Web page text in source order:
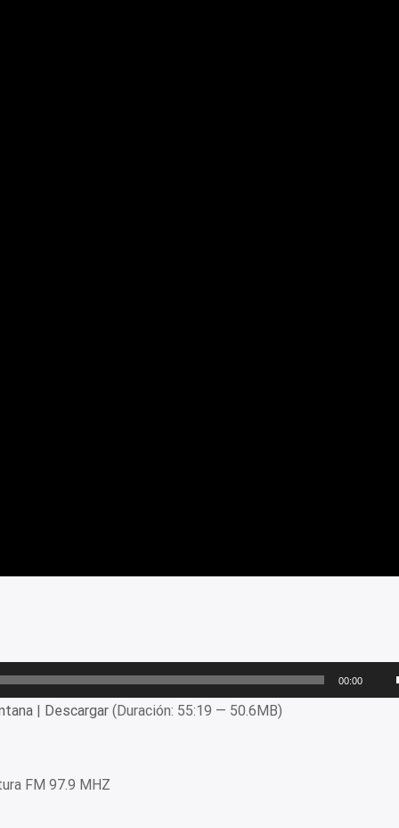
00:00
| Descargar(Duración: 55:19 — 50.6MB)
FM 97.9 MHZ